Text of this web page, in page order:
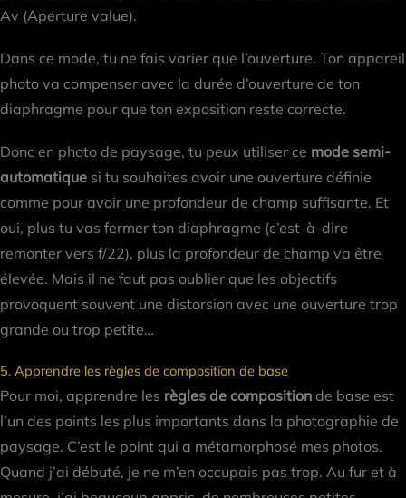
Av (Aperture value).
Dans ce mode, tu ne fais varier que l’ouverture. Ton appareil
photo va compenser avec la durée d’ouverture de ton
diaphragme pour que ton exposition reste correcte.
Donc en photo de paysage, tu peux utiliser ce mode semi-
automatique si tu souhaites avoir une ouverture définie
comme pour avoir une profondeur de champ suffisante. Et
oui, plus tu vas fermer ton diaphragme (c’est-à-dire
remonter vers f/22), plus la profondeur de champ va être
élevée. Mais il ne faut pas oublier que les objectifs
provoquent souvent une distorsion avec une ouverture trop
grande ou trop petite…
5. Apprendre les règles de composition de base
Pour moi, apprendre les règles de composition de base est
l’un des points les plus importants dans la photographie de
paysage. C’est le point qui a métamorphosé mes photos.
Quand j’ai débuté, je ne m’en occupais pas trop. Au fur et à